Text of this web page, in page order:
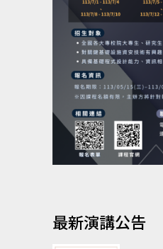
最新演講公告